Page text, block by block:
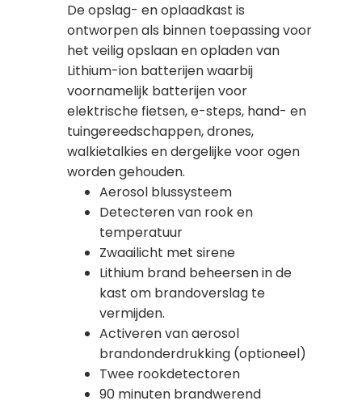
De opslag- en oplaadkast is
ontworpen als binnen toepassing voor
het veilig opslaan en opladen van
Lithium-ion batterijen waarbij
voornamelijk batterijen voor
elektrische fietsen, e-steps, hand- en
tuingereedschappen, drones,
walkietalkies en dergelijke voor ogen
worden gehouden.
Aerosol blussysteem
Detecteren van rook en
temperatuur
Zwaailicht met sirene
Lithium brand beheersen in de
kast om brandoverslag te
vermijden.
Activeren van aerosol
brandonderdrukking (optioneel)
Twee rookdetectoren
90 minuten brandwerend